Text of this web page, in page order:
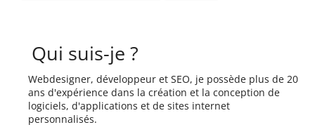
Qui suis-je ?
Webdesigner, développeur et SEO, je possède plus de 20
ans d'expérience dans la création et la conception de
logiciels, d'applications et de sites internet
personnalisés.